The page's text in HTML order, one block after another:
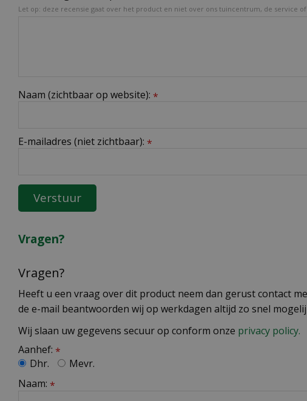
Let op: deze recensie gaat over het product en niet over ons tuincentrum, de service
Naam (zichtbaar op website): *
E-mailadres (niet zichtbaar): *
Vragen?
Vragen?
Heeft u een vraag over dit product neem dan gerust contact
de e-mail beantwoorden wij op werkdagen altijd zo snel
Wij slaan uw gegevens secuur op conform onze privacy policy.
Aanhef: *
Dhr.
Mevr.
Naam: *